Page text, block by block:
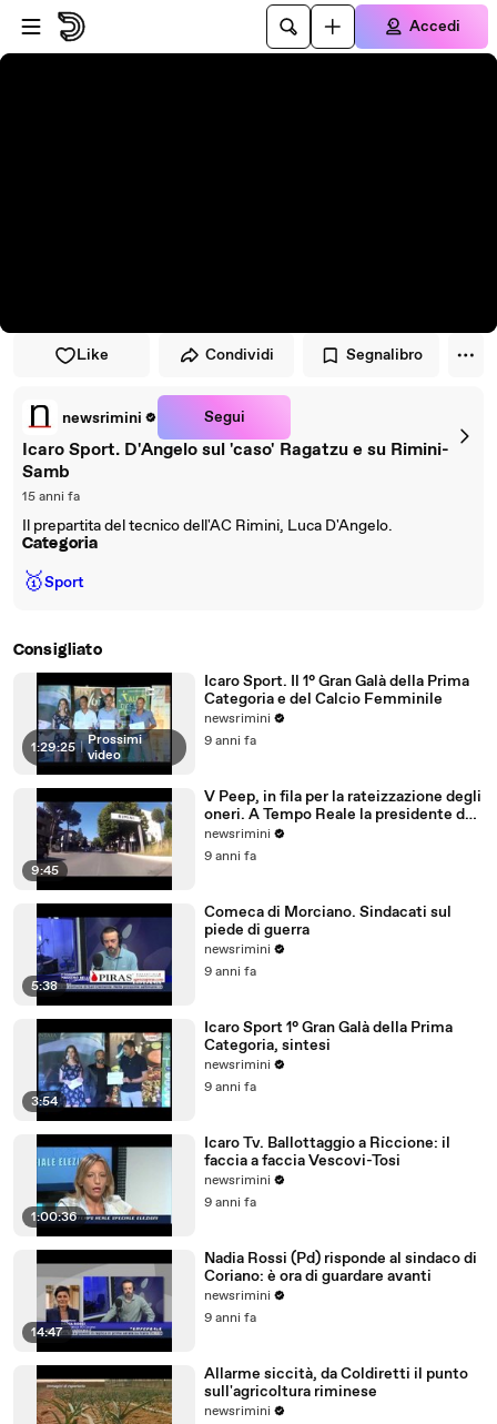
Vai al lettore
Passa al contenuto principale
Accedi
Like Condividi Segnalibro
newsrimini Segui
Icaro Sport. D'Angelo sul 'caso' Ragatzu e su Rimini-
Samb
15 anni fa
Il prepartita del tecnico dell'AC Rimini, Luca D'Angelo.
Categoria
🥇Sport
Consigliato
1:29:25 | Prossimi
video
Icaro Sport. Il 1° Gran Galà della Prima
Categoria e del Calcio Femminile
newsrimini
9 anni fa
9:45
V Peep, in fila per la rateizzazione degli
oneri. A Tempo Reale la presidente del
Comitato
newsrimini
9 anni fa
5:38
Comeca di Morciano. Sindacati sul
piede di guerra
newsrimini
9 anni fa
3:54
Icaro Sport 1° Gran Galà della Prima
Categoria, sintesi
newsrimini
9 anni fa
1:00:36
Icaro Tv. Ballottaggio a Riccione: il
faccia a faccia Vescovi-Tosi
newsrimini
9 anni fa
14:47
Nadia Rossi (Pd) risponde al sindaco di
Coriano: è ora di guardare avanti
newsrimini
9 anni fa
Allarme siccità, da Coldiretti il punto
sull'agricoltura riminese
newsrimini